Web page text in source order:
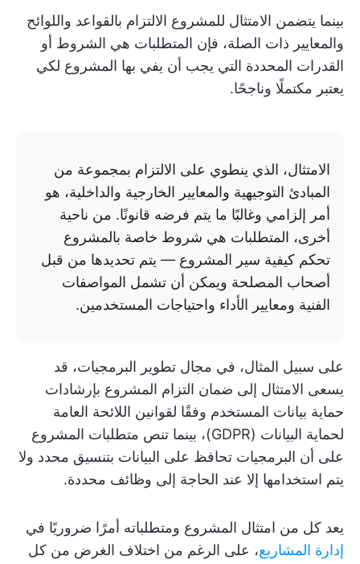
بينما يتضمن الامتثال للمشروع الالتزام بالقواعد واللوائح
والمعايير ذات الصلة، فإن المتطلبات هي الشروط أو
القدرات المحددة التي يجب أن يفي بها المشروع لكي
يعتبر مكتملًا وناجحًا.
الامتثال، الذي ينطوي على الالتزام بمجموعة من
المبادئ التوجيهية والمعايير الخارجية والداخلية، هو
أمر إلزامي وغالبًا ما يتم فرضه قانونًا. من ناحية
أخرى، المتطلبات هي شروط خاصة بالمشروع
تحكم كيفية سير المشروع — يتم تحديدها من قبل
أصحاب المصلحة ويمكن أن تشمل المواصفات
الفنية ومعايير الأداء واحتياجات المستخدمين.
على سبيل المثال، في مجال تطوير البرمجيات، قد
يسعى الامتثال إلى ضمان التزام المشروع بإرشادات
حماية بيانات المستخدم وفقًا لقوانين اللائحة العامة
لحماية البيانات (GDPR)، بينما تنص متطلبات المشروع
على أن البرمجيات تحافظ على البيانات بتنسيق محدد ولا
يتم استخدامها إلا عند الحاجة إلى وظائف محددة.
يعد كل من امتثال المشروع ومتطلباته أمرًا ضروريًا في
إدارة المشاريع، على الرغم من اختلاف الغرض من كل